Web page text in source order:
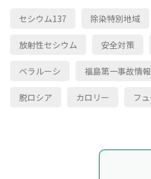
セシウム137 除染特別地域
放射性セシウム 安全対策
ベラルーシ 福島第一事故情報
脱ロシア カロリー フ